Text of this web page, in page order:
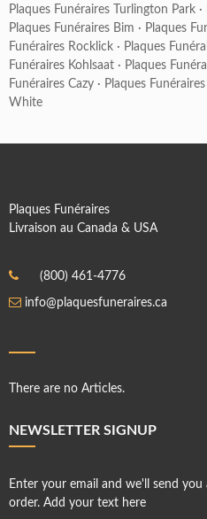
Plaques Funéraires Turlington Park ·
Plaques Funéraires Bim · Plaques
Funéraires Rocklick · Plaques
Funéraires Kohlsaat · Plaques
Funéraires Cazy · Plaques
White
Plaques Funéraires
Livraison au Canada & USA
(800) 461-4776
info@plaquesfuneraires.ca
There are no Articles.
NEWSLETTER SIGNUP
Enter your email and we'll send
order. Add your text here